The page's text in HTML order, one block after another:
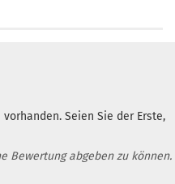
Seien Sie der Erste,
Bewertung abgeben zu können.